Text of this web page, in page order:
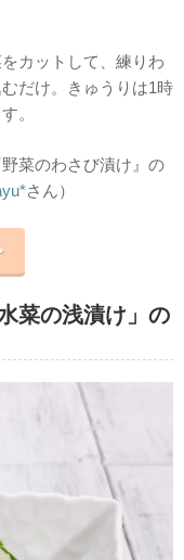
カットして、練りわ
だけ。きゅうりは1時
。
菜のわさび漬け』の
さん）
菜の浅漬け」の